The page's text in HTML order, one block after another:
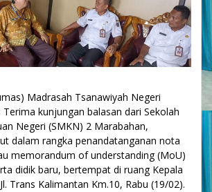
Madrasah Tsanawiyah Negeri
kunjungan balasan dari Sekolah
Negeri (SMKN) 2 Marabahan,
dalam rangka penandatanganan nota
memorandum of understanding (MoU)
didik baru, bertempat di ruang Kepala
Trans Kalimantan Km.10, Rabu (19/02).